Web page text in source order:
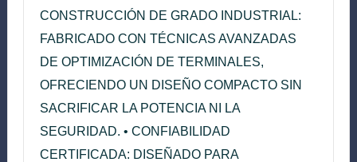
CONSTRUCCIÓN DE GRADO INDUSTRIAL:
FABRICADO CON TÉCNICAS AVANZADAS
DE OPTIMIZACIÓN DE TERMINALES,
OFRECIENDO UN DISEÑO COMPACTO SIN
SACRIFICAR LA POTENCIA NI LA
SEGURIDAD. • CONFIABILIDAD
CERTIFICADA: DISEÑADO PARA